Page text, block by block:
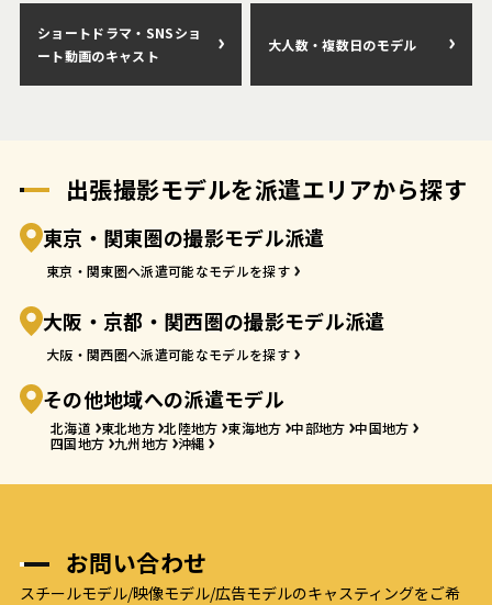
ショートドラマ・SNSショ
ート動画のキャスト
大人数・複数日のモデル
出張撮影モデルを派遣エリアから探す
東京・関東圏の撮影モデル派遣
東京・関東圏へ派遣可能なモデルを探す
大阪・京都・関西圏の撮影モデル派遣
大阪・関西圏へ派遣可能なモデルを探す
その他地域への派遣モデル
北海道 東北地方 北陸地方 東海地方 中部地方 中国地方
四国地方 九州地方 沖縄
お問い合わせ
スチールモデル/映像モデル/広告モデルのキャスティングをご希